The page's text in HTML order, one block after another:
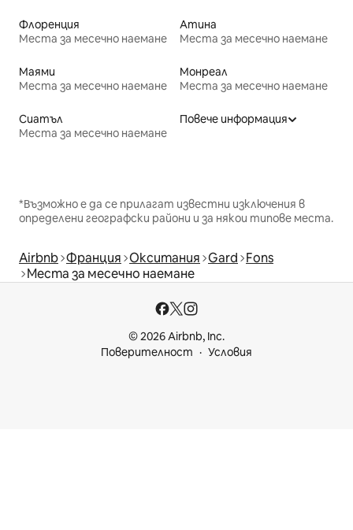
Флоренция
Места за месечно наемане
Атина
Места за месечно наемане
Маями
Места за месечно наемане
Монреал
Места за месечно наемане
Сиатъл
Места за месечно наемане
Повече информация
*Възможно е да се прилагат известни изключения в
определени географски райони и за някои типове места.
Airbnb Франция Окситания Gard Fons
Места за месечно наемане
© 2026 Airbnb, Inc.
Поверителност
Условия